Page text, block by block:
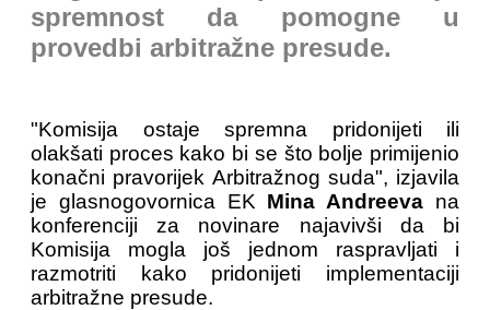
spremnost da pomogne u
provedbi arbitražne presude.
"Komisija ostaje spremna pridonijeti ili
olakšati proces kako bi se što bolje primijenio
konačni pravorijek Arbitražnog suda", izjavila
je glasnogovornica EK Mina Andreeva na
konferenciji za novinare najavivši da bi
Komisija mogla još jednom raspravljati i
razmotriti kako pridonijeti implementaciji
arbitražne presude.